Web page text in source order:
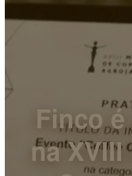
Finco
na